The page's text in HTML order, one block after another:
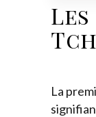
La